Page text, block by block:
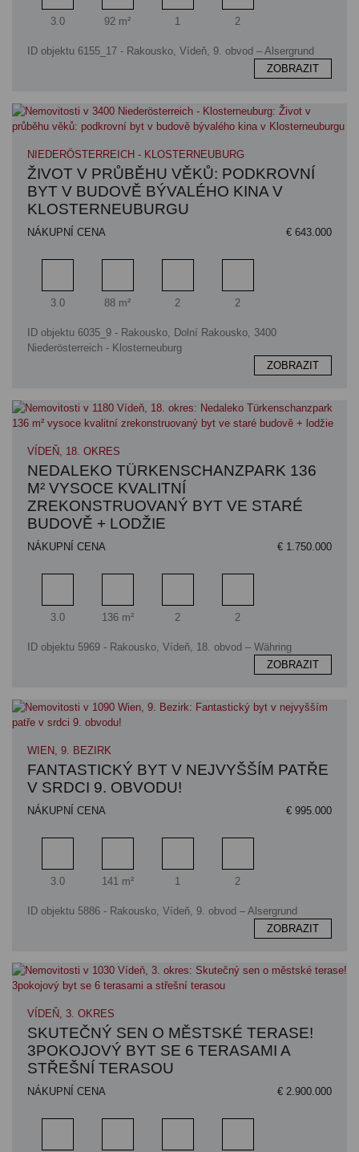
Pokoj
3.0
Obytný prostor
92 m²
Koupelna
1
Ložnice
2
ID objektu 6155_17 - Rakousko, Vídeň, 9. obvod – Alsergrund
ZOBRAZIT
NIEDERÖSTERREICH - KLOSTERNEUBURG
ŽIVOT V PRŮBĚHU VĚKŮ: PODKROVNÍ
BYT V BUDOVĚ BÝVALÉHO KINA V
KLOSTERNEUBURGU
NÁKUPNÍ CENA € 643.000
Pokoj
3.0
Obytný prostor
88 m²
Koupelna
2
Ložnice
2
ID objektu 6035_9 - Rakousko, Dolní Rakousko, 3400
Niederösterreich - Klosterneuburg
ZOBRAZIT
VÍDEŇ, 18. OKRES
NEDALEKO TÜRKENSCHANZPARK 136
M² VYSOCE KVALITNÍ
ZREKONSTRUOVANÝ BYT VE STARÉ
BUDOVĚ + LODŽIE
NÁKUPNÍ CENA € 1.750.000
Pokoj
3.0
Obytný prostor
136 m²
Koupelna
2
Ložnice
2
ID objektu 5969 - Rakousko, Vídeň, 18. obvod – Währing
ZOBRAZIT
WIEN, 9. BEZIRK
FANTASTICKÝ BYT V NEJVYŠŠÍM PATŘE
V SRDCI 9. OBVODU!
NÁKUPNÍ CENA € 995.000
Pokoj
3.0
Obytný prostor
141 m²
Koupelna
1
Ložnice
2
ID objektu 5886 - Rakousko, Vídeň, 9. obvod – Alsergrund
ZOBRAZIT
VÍDEŇ, 3. OKRES
SKUTEČNÝ SEN O MĚSTSKÉ TERASE!
3POKOJOVÝ BYT SE 6 TERASAMI A
STŘEŠNÍ TERASOU
NÁKUPNÍ CENA € 2.900.000